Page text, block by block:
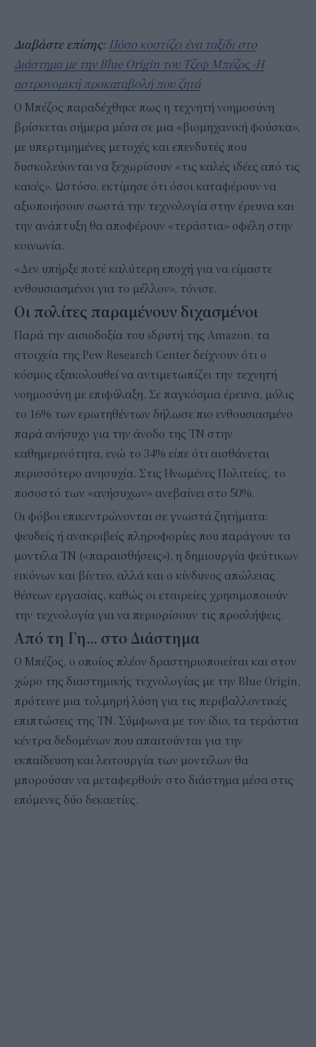
Διαβάστε επίσης: Πόσο κοστίζει ένα ταξίδι στο
Διάστημα με την Blue Origin του Τζεφ Μπέζος -Η
αστρονομική προκαταβολή που ζητά
Ο Μπέζος παραδέχθηκε πως η τεχνητή νοημοσύνη
βρίσκεται σήμερα μέσα σε μια «βιομηχανική φούσκα»,
με υπερτιμημένες μετοχές και επενδυτές που
δυσκολεύονται να ξεχωρίσουν «τις καλές ιδέες από τις
κακές». Ωστόσο, εκτίμησε ότι όσοι καταφέρουν να
αξιοποιήσουν σωστά την τεχνολογία στην έρευνα και
την ανάπτυξη θα αποφέρουν «τεράστια» οφέλη στην
κοινωνία.
«Δεν υπήρξε ποτέ καλύτερη εποχή για να είμαστε
ενθουσιασμένοι για το μέλλον», τόνισε.
Οι πολίτες παραμένουν διχασμένοι
Παρά την αισιοδοξία του ιδρυτή της Amazon, τα
στοιχεία της Pew Research Center δείχνουν ότι ο
κόσμος εξακολουθεί να αντιμετωπίζει την τεχνητή
νοημοσύνη με επιφύλαξη. Σε παγκόσμια έρευνα, μόλις
το 16% των ερωτηθέντων δήλωσε πιο ενθουσιασμένο
παρά ανήσυχο για την άνοδο της ΤΝ στην
καθημερινότητα, ενώ το 34% είπε ότι αισθάνεται
περισσότερο ανησυχία. Στις Ηνωμένες Πολιτείες, το
ποσοστό των «ανήσυχων» ανεβαίνει στο 50%.
Οι φόβοι επικεντρώνονται σε γνωστά ζητήματα:
ψευδείς ή ανακριβείς πληροφορίες που παράγουν τα
μοντέλα ΤΝ («παραισθήσεις»), η δημιουργία ψεύτικων
εικόνων και βίντεο, αλλά και ο κίνδυνος απώλειας
θέσεων εργασίας, καθώς οι εταιρείες χρησιμοποιούν
την τεχνολογία για να περιορίσουν τις προσλήψεις.
Από τη Γη... στο Διάστημα
Ο Μπέζος, ο οποίος πλέον δραστηριοποιείται και στον
χώρο της διαστημικής τεχνολογίας με την Blue Origin,
πρότεινε μια τολμηρή λύση για τις περιβαλλοντικές
επιπτώσεις της ΤΝ. Σύμφωνα με τον ίδιο, τα τεράστια
κέντρα δεδομένων που απαιτούνται για την
εκπαίδευση και λειτουργία των μοντέλων θα
μπορούσαν να μεταφερθούν στο διάστημα μέσα στις
επόμενες δύο δεκαετίες.